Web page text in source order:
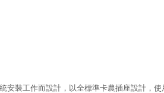
裝工作而設計，以全標準卡農插座設計，